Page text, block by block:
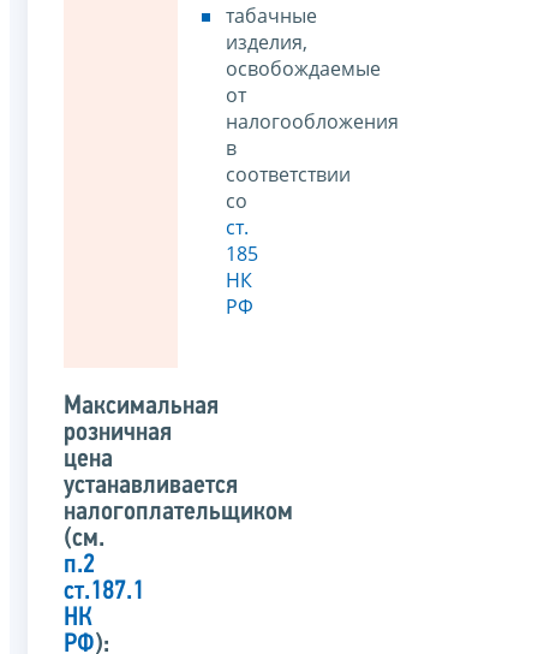
табачные
изделия,
освобождаемые
от
налогообложения
в
соответствии
со
ст.
185
НК
РФ
Максимальная
розничная
цена
устанавливается
налогоплательщиком
(см.
п.2
ст.187.1
НК
РФ):